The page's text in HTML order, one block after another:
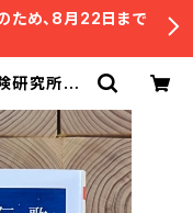
ため、8月22日まで
研究所書